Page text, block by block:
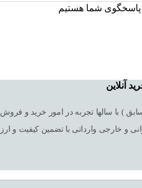
آنلاین
و خارجی وارداتی با تضمین کیفیت و